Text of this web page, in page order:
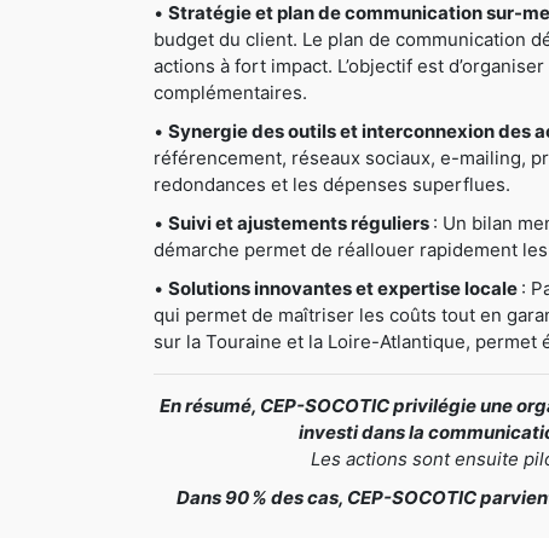
• Stratégie et plan de communication sur-
budget du client. Le plan de communication
actions à fort impact. L’objectif est
complémentaires.
• Synergie des outils et interconnexion des
référencement, réseaux sociaux, e-mailing,
redondances et les dépenses superflues.
• Suivi et ajustements réguliers : Un bilan
démarche permet de réallouer rapidement
• Solutions innovantes et expertise locale :
qui permet de maîtriser les coûts tout en
sur la Touraine et la Loire-Atlantique, permet
En résumé, CEP-SOCOTIC privilégie une
investi dans la
Les actions sont ensuite
Dans 90 % des cas, CEP-SOCOTIC